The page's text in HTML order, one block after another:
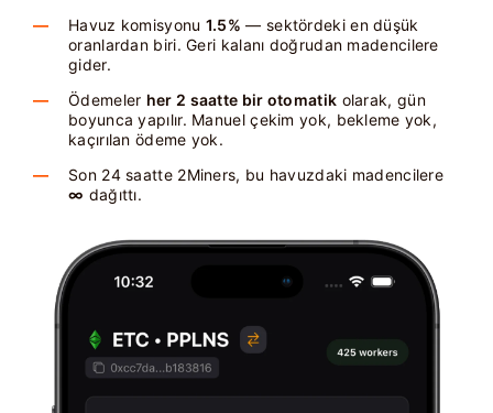
Havuz komisyonu 1.5% — sektördeki en düşük
oranlardan biri. Geri kalanı doğrudan madencilere
gider.
Ödemeler her 2 saatte bir otomatik olarak, gün
boyunca yapılır. Manuel çekim yok, bekleme yok,
kaçırılan ödeme yok.
Son 24 saatte 2Miners, bu havuzdaki madencilere
∞ dağıttı.